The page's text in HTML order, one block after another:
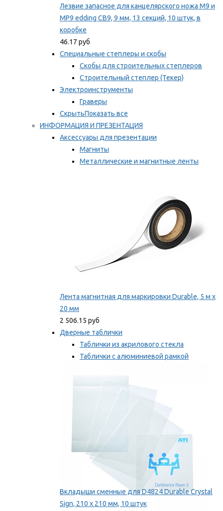
Лезвие запасное для канцелярского ножа M9 и
MP9 edding CB9, 9 мм, 13 секций, 10 штук, в
коробке
46.17 руб
Специальные степлеры и скобы
Скобы для строительных степлеров
Строительный степлер (Текер)
Электроинструменты
Граверы
СкрытьПоказать все
ИНФОРМАЦИЯ И ПРЕЗЕНТАЦИЯ
Аксессуары для презентации
Магниты
Металлические и магнитные ленты
Лента магнитная для маркировки Durable, 5 м х
20 мм
2 506.15 руб
Дверные таблички
Таблички из акрилового стекла
Таблички с алюминиевой рамкой
Вкладыши сменные для D4824 Durable Crystal
Sign, 210 x 210 мм, 10 штук